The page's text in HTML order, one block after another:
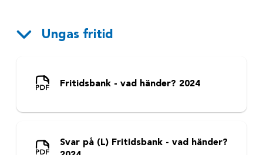
Ungas fritid
Fritidsbank - vad händer? 2024
Svar på (L) Fritidsbank - vad händer?